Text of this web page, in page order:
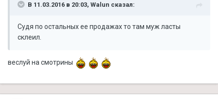
В 11.03.2016 в 20:03, Walun сказал:
Судя по остальных ее продажах то там муж ласты
склеил.
веслуй на смотрины